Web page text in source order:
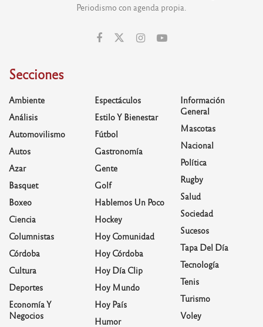
Periodismo con agenda propia.
Secciones
Ambiente
Análisis
Automovilismo
Autos
Azar
Basquet
Boxeo
Ciencia
Columnistas
Córdoba
Cultura
Deportes
Economía Y
Negocios
Espectáculos
Estilo Y Bienestar
Fútbol
Gastronomía
Gente
Golf
Hablemos Un Poco
Hockey
Hoy Comunidad
Hoy Córdoba
Hoy Día Clip
Hoy Mundo
Hoy País
Humor
Información
General
Mascotas
Nacional
Política
Rugby
Salud
Sociedad
Sucesos
Tapa Del Día
Tecnología
Tenis
Turismo
Voley